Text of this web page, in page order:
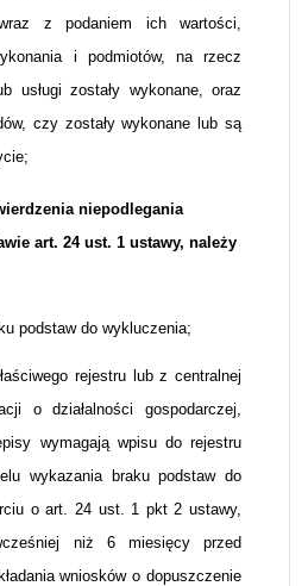
z podaniem ich wartości,
i podmiotów, na rzecz
usługi zostały wykonane, oraz
czy zostały wykonane lub są
niepodlegania
art. 24 ust. 1 ustawy, należy
podstaw do wykluczenia;
rejestru lub z centralnej
o działalności gospodarczej,
wymagają wpisu do rejestru
wykazania braku podstaw do
o art. 24 ust. 1 pkt 2 ustawy,
niż 6 miesięcy przed
wniosków o dopuszczenie